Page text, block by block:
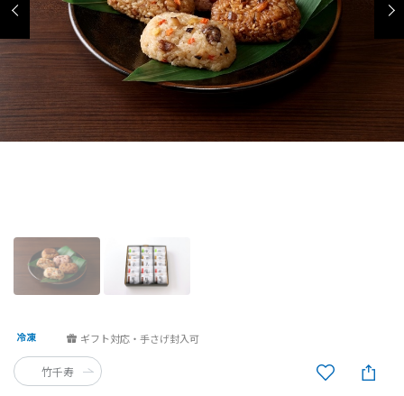
ギフト対応・手さげ封入可
竹千寿